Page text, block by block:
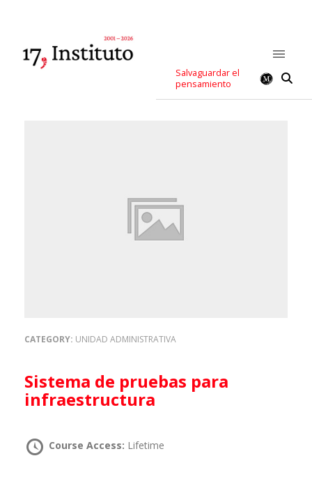
Salvaguardar el
pensamiento
CATEGORY: UNIDAD ADMINISTRATIVA
Sistema de pruebas para
infraestructura
Course Access: Lifetime